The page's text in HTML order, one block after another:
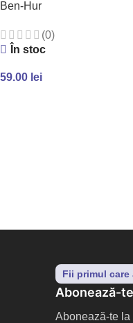
Ben-Hur
(0)
În stoc
59.00 lei
Fii primul care
Abonează-
Abonează-te la